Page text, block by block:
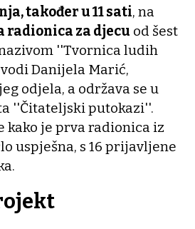
također u 11 sati, na
radionica za djecu od šest
''Tvornica ludih
Danijela Marić,
odjela, a održava se u
''Čitateljski putokazi''.
kako je prva radionica iz
uspješna, s 16 prijavljene